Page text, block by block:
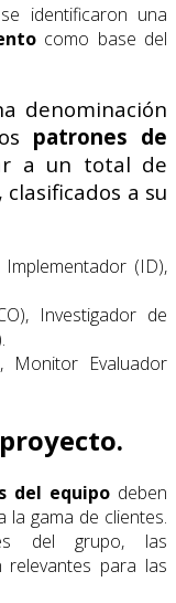
identificaron una
como base del
denominación
patrones de
a un total de
a su
(ID),
Investigador de
Monitor Evaluador
del equipo deben
gama de clientes.
del grupo, las
relevantes para las